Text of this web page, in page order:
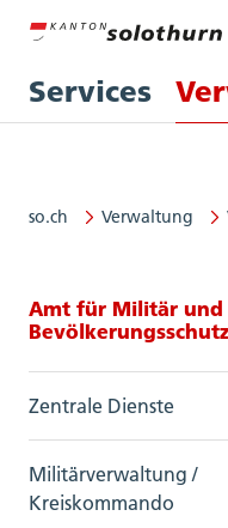
Services
so.ch Verwaltung
Amt für Militär und
Bevölkerungsschutz
Zentrale Dienste
Militärverwaltung /
Kreiskommando